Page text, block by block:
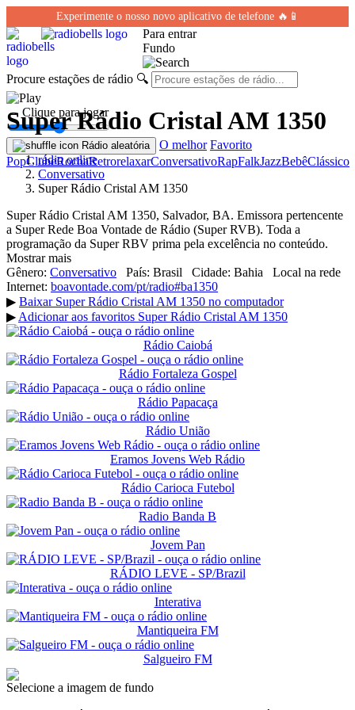
Experimente o nosso novo aplicativo de telefone 🔥📱
Para entrar
Fundo
Procure estações de rádio 🔍
← Clique para jogar
Rádio aleatória O melhor Favorito
PopClubeRochaRetrorelaxarConversativoRapFalkJazzBebêClássico
Super Rádio Cristal AM 1350
rádio online
Conversativo
Super Rádio Cristal AM 1350
Super Rádio Cristal AM 1350, Salvador, BA. Emissora pertencente
a Super Rede Boa Vontade de Rádio (Super RVB). Toda a
programação da Super RBV prima pela excelência no conteúdo.
Mostrar mais
Gênero: Conversativo País: Brasil Cidade: Bahia Local na rede
Internet: boavontade.com/pt/radio#ba1350
▶ Baixar Super Rádio Cristal AM 1350 no computador
▶ Adicionar aos favoritos Super Rádio Cristal AM 1350
Rádio Caiobá
Rádio Fortaleza Gospel
Rádio Papacaça
Rádio União
Eramos Jovens Web Rádio
Rádio Carioca Futebol
Radio Banda B
Jovem Pan
RÁDIO LEVE - SP/Brazil
Interativa
Mantiqueira FM
Salgueiro FM
Selecione a imagem de fundo